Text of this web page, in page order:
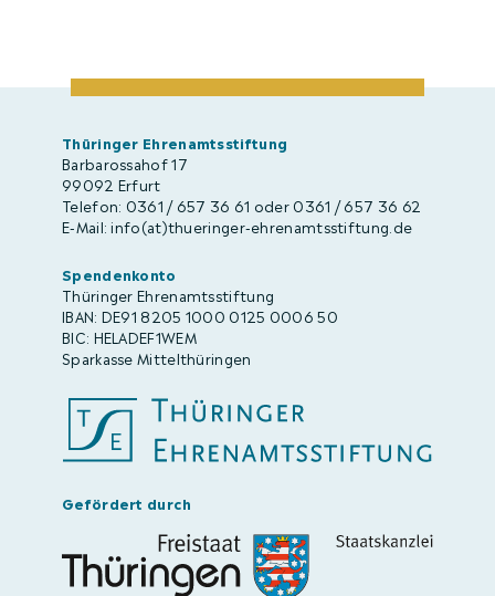
Thüringer Ehrenamtsstiftung
Barbarossahof 17
99092 Erfurt
Telefon: 0361 / 657 36 61 oder 0361 / 657 36 62
E-Mail: info(at)thueringer-ehrenamtsstiftung.de
Spendenkonto
Thüringer Ehrenamtsstiftung
IBAN: DE91 8205 1000 0125 0006 50
BIC: HELADEF1WEM
Sparkasse Mittelthüringen
Gefördert durch